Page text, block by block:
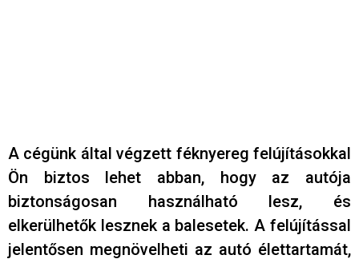
A cégünk által végzett féknyereg felújításokkal
Ön biztos lehet abban, hogy az autója
biztonságosan használható lesz, és
elkerülhetők lesznek a balesetek. A felújítással
jelentősen megnövelheti az autó élettartamát,